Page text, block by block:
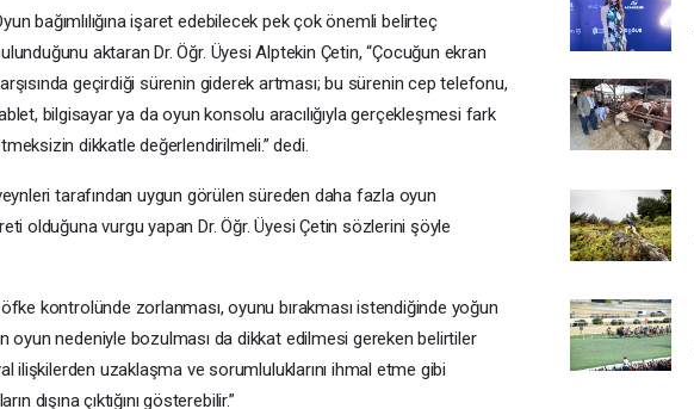
bağımlılığına işaret edebilecek pek çok önemli belirteç
aktaran Dr. Öğr. Üyesi Alptekin Çetin, “Çocuğun ekran
geçirdiği sürenin giderek artması; bu sürenin cep telefonu,
bilgisayar ya da oyun konsolu aracılığıyla gerçekleşmesi fark
dikkatle değerlendirilmeli.” dedi.
tarafından uygun görülen süreden daha fazla oyun
olduğuna vurgu yapan Dr. Öğr. Üyesi Çetin sözlerini şöyle
öfke kontrolünde zorlanması, oyunu bırakması istendiğinde yoğun
nedeniyle bozulması da dikkat edilmesi gereken belirtiler
ilişkilerden uzaklaşma ve sorumluluklarını ihmal etme gibi
dışına çıktığını gösterebilir.”